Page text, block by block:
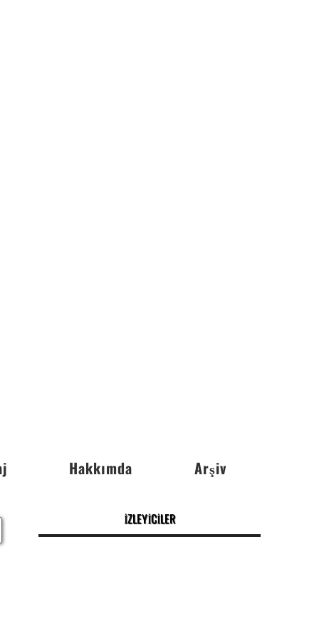
Hakkımda Arşiv
İZLEYİCİLER